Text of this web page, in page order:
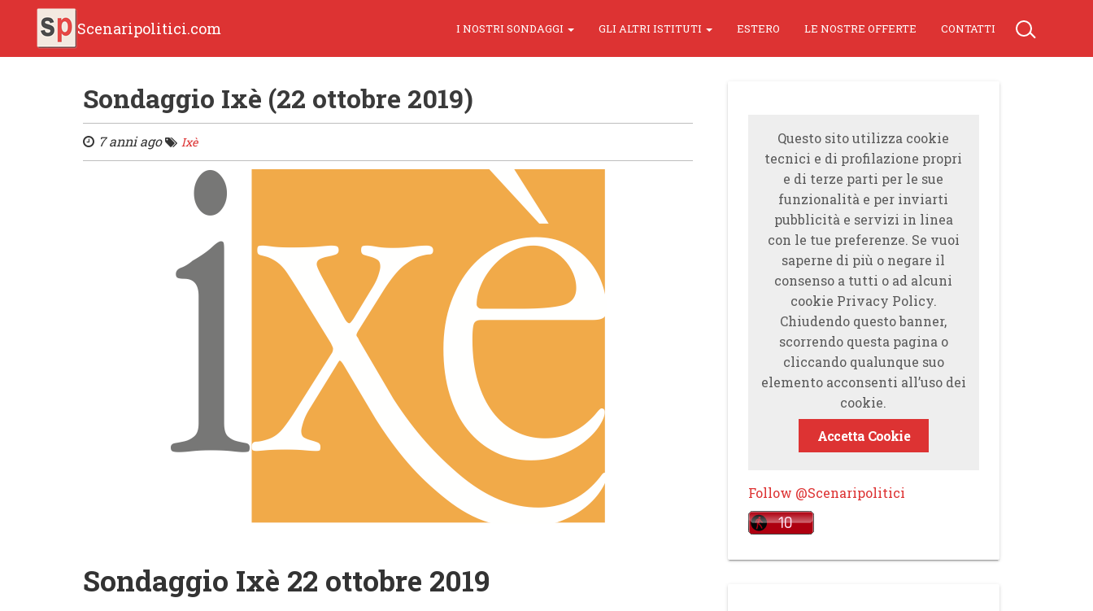
Scenaripolitici.com I NOSTRI SONDAGGI GLI ALTRI ISTITUTI ESTERO LE NOSTRE OFFERTE CONTATTI
Sondaggio Ixè (22 ottobre 2019)
7 anni ago Ixè
Sondaggio Ixè 22 ottobre 2019
Questo sito utilizza cookie
tecnici e di profilazione propri
e di terze parti per le sue
funzionalità e per inviarti
pubblicità e servizi in linea
con le tue preferenze. Se vuoi
saperne di più o negare il
consenso a tutti o ad alcuni
cookie Privacy Policy.
Chiudendo questo banner,
scorrendo questa pagina o
cliccando qualunque suo
elemento acconsenti all’uso dei
cookie.
Accetta Cookie
Follow @Scenaripolitici